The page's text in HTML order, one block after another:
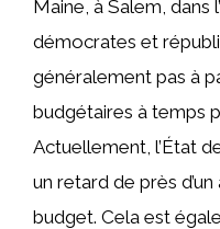
Maine, à Salem, dans
démocrates et
généralement pas à
budgétaires à temps
Actuellement, l’État
un retard de près
budget. Cela est